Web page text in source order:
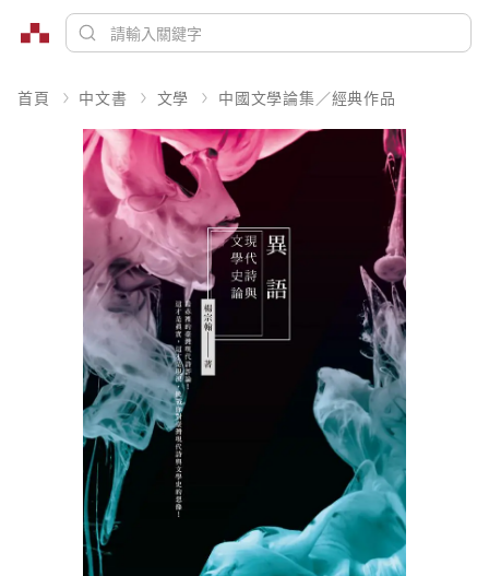
首頁 中文書 文學 中國文學論集／經典作品